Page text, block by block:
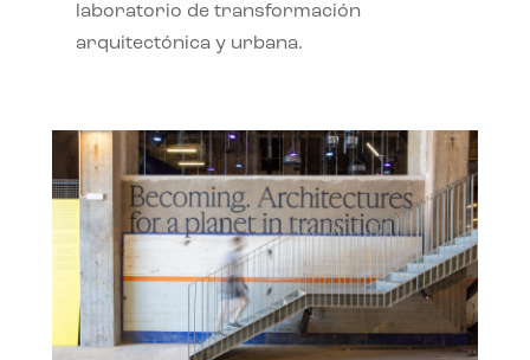
laboratorio de transformación
arquitectónica y urbana.